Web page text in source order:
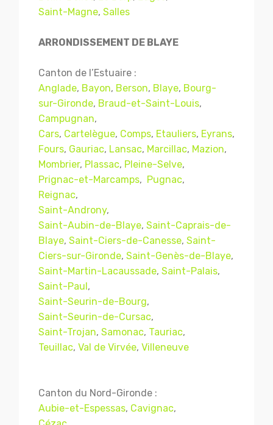
Saint-Magne, Salles
ARRONDISSEMENT DE BLAYE
Canton de l’Estuaire :
Anglade, Bayon, Berson, Blaye, Bourg-
sur-Gironde, Braud-et-Saint-Louis,
Campugnan,
Cars, Cartelègue, Comps, Etauliers, Eyrans,
Fours, Gauriac, Lansac, Marcillac, Mazion,
Mombrier, Plassac, Pleine-Selve,
Prignac-et-Marcamps, Pugnac,
Reignac,
Saint-Androny,
Saint-Aubin-de-Blaye, Saint-Caprais-de-
Blaye, Saint-Ciers-de-Canesse, Saint-
Ciers-sur-Gironde, Saint-Genès-de-Blaye,
Saint-Martin-Lacaussade, Saint-Palais,
Saint-Paul,
Saint-Seurin-de-Bourg,
Saint-Seurin-de-Cursac,
Saint-Trojan, Samonac, Tauriac,
Teuillac, Val de Virvée, Villeneuve
Canton du Nord-Gironde :
Aubie-et-Espessas, Cavignac,
Mentions légales
référencé par© MACWIN